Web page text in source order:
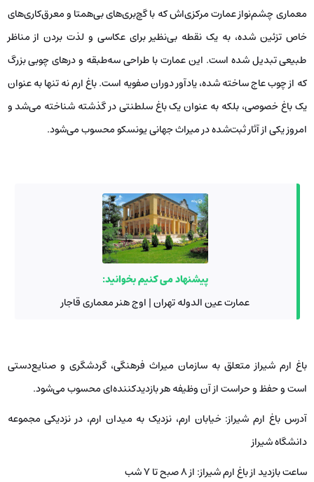
معماری چشم‌نواز عمارت مرکزی‌اش که با گچ‌بری‌های بی‌همتا و معرق‌کاری‌های
خاص تزئین شده، به یک نقطه بی‌نظیر برای عکاسی و لذت بردن از مناظر
طبیعی تبدیل شده است. این عمارت با طراحی سه‌طبقه و درهای چوبی بزرگ
که از چوب عاج ساخته شده، یادآور دوران صفویه است. باغ ارم نه تنها به عنوان
یک باغ خصوصی، بلکه به عنوان یک باغ سلطنتی در گذشته شناخته می‌شد و
امروز یکی از آثار ثبت‌شده در میراث جهانی یونسکو محسوب می‌شود.
پیشنهاد می کنیم بخوانید:
عمارت عین الدوله تهران | اوج هنر معماری قاجار
باغ ارم شیراز متعلق به سازمان میراث فرهنگی، گردشگری و صنایع‌دستی
است و حفظ و حراست از آن وظیفه هر بازدیدکننده‌ای محسوب می‌شود.
آدرس باغ ارم شیراز: خیابان ارم، نزدیک به میدان ارم، در نزدیکی مجموعه‌
دانشگاه شیراز
ساعت بازدید از باغ ارم شیراز: از ۸ صبح تا ۷ شب